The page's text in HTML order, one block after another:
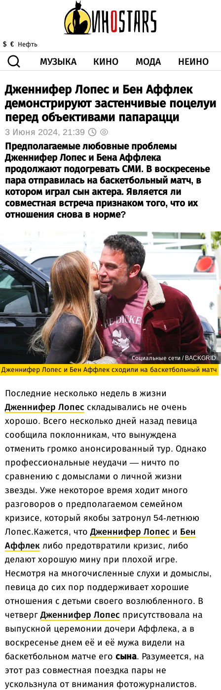
$ € Нефть
МУЗЫКА КИНО МОДА НЕИНО
ЗДОРОВЬЕ КОРОНА ИСКУССТВО
ДРУГОЕ
ВИДЕО
ГОРОСКОП О НАС
Дженнифер Лопес и Бен Аффлек
демонстрируют застенчивые поцелуи
перед объективами папарацци
3 Июня 2024, 21:39
Предполагаемые любовные проблемы
Дженнифер Лопес и Бена Аффлека
продолжают подогревать СМИ. В воскресенье
пара отправилась на баскетбольный матч, в
котором играл сын актера. Является ли
совместная встреча признаком того, что их
отношения снова в норме?
Социальные сети / BACKGRID
Дженнифер Лопес и Бен Аффлек сходили на баскетбольный матч
Последние несколько недель в жизни
Дженнифер Лопес складывались не очень
хорошо. Всего несколько дней назад певица
сообщила поклонникам, что вынуждена
отменить громко анонсированный тур. Однако
профессиональные неудачи — ничто по
сравнению с домыслами о личной жизни
звезды. Уже некоторое время ходит много
разговоров о предполагаемом семейном
кризисе, который якобы затронул 54-летнюю
Лопес.Кажется, чтоДженнифер Лопес и Бен
Аффлек либо предотвратили кризис, либо
делают хорошую мину при плохой игре.
Несмотря на многочисленные слухи и домыслы,
певица до сих пор поддерживает хорошие
отношения с детьми своего возлюбленного. В
четвергДженнифер Лопес присутствовала на
выпускной церемонии дочери Аффлека, а в
воскресенье днем ​​её и её мужа видели на
баскетбольном матче его сына. Разумеется, на
этот раз совместная поездка пары не
ускользнула от внимания фотожурналистов.